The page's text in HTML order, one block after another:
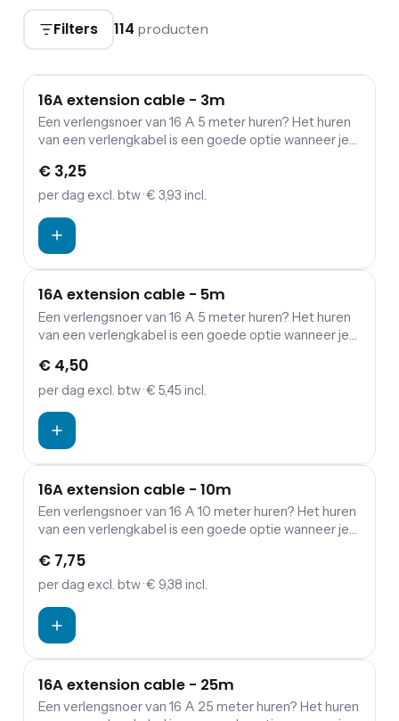
Filters 114 producten
16A extension cable - 3m
Een verlengsnoer van 16 A 5 meter huren? Het huren
van een verlengkabel is een goede optie wanneer je
aggregaten.
€ 3,25
per dag excl. btw· € 3,93 incl.
16A extension cable - 5m
Een verlengsnoer van 16 A 5 meter huren? Het huren
van een verlengkabel is een goede optie wanneer je
aggregaten.
€ 4,50
per dag excl. btw· € 5,45 incl.
16A extension cable - 10m
Een verlengsnoer van 16 A 10 meter huren? Het huren
van een verlengkabel is een goede optie wanneer je
aggregaten.
€ 7,75
per dag excl. btw· € 9,38 incl.
16A extension cable - 25m
Een verlengsnoer van 16 A 25 meter huren? Het huren